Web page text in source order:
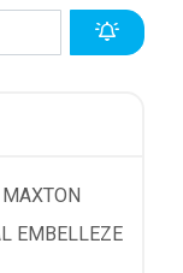
EMBELLEZE